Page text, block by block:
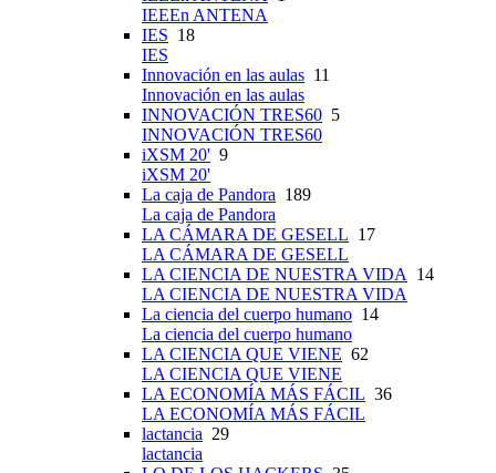
IEEEn ANTENA
IES 18
IES
Innovación en las aulas 11
Innovación en las aulas
INNOVACIÓN TRES60 5
INNOVACIÓN TRES60
iXSM 20' 9
iXSM 20'
La caja de Pandora 189
La caja de Pandora
LA CÁMARA DE GESELL 17
LA CÁMARA DE GESELL
LA CIENCIA DE NUESTRA VIDA 14
LA CIENCIA DE NUESTRA VIDA
La ciencia del cuerpo humano 14
La ciencia del cuerpo humano
LA CIENCIA QUE VIENE 62
LA CIENCIA QUE VIENE
LA ECONOMÍA MÁS FÁCIL 36
LA ECONOMÍA MÁS FÁCIL
lactancia 29
lactancia